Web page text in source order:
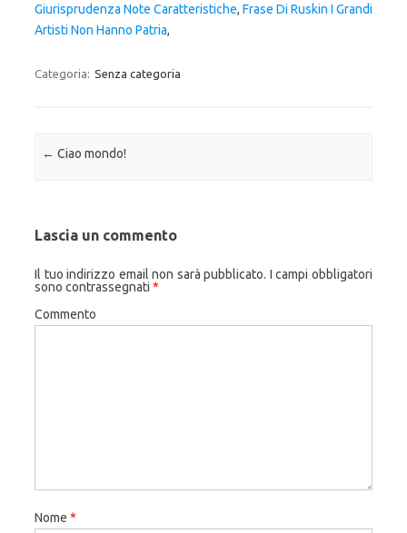
Giurisprudenza Note Caratteristiche, Frase Di Ruskin I Grandi
Artisti Non Hanno Patria,
Categoria: Senza categoria
Navigazione articolo
← Ciao mondo!
Lascia un commento
Il tuo indirizzo email non sarà pubblicato. I campi obbligatori
sono contrassegnati *
Commento
Nome *